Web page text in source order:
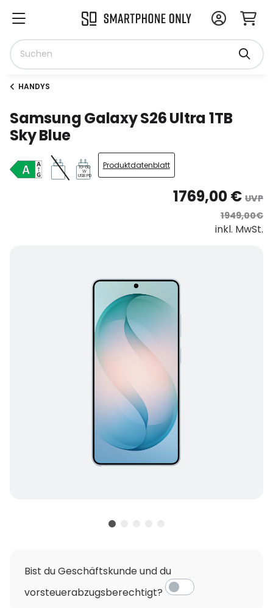
HANDYS
Samsung Galaxy S26 Ultra 1TB
Sky Blue
10-60
W
USB PD
Produktdatenblatt
1769,00 € UVP
1949,00€
inkl. MwSt.
Bist du Geschäftskunde und du
vorsteuerabzugsberechtigt?